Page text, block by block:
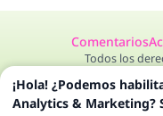
Comentarios
Todos los
¡Hola! ¿Podemos
Analytics & Marketing?